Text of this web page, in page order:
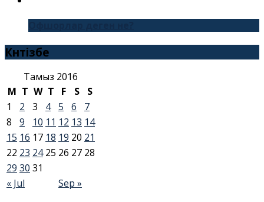
Күнтізбе
Тамыз 2016
M T W T F S S
« Jul Sep »
1 2 3 4 5 6
7
8
9 10 11 12 13 14
15 16 17 18 19 20 21
22 23 24 25 26 27 28
29 30 31